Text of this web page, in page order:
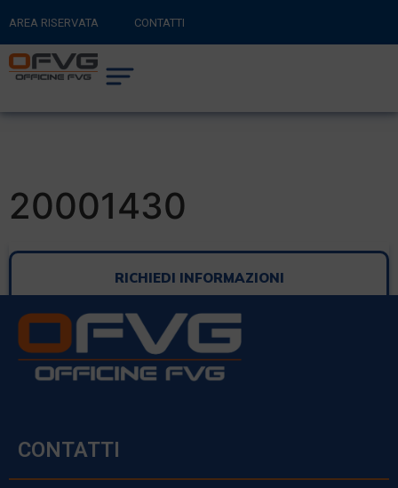
AREA RISERVATA CONTATTI
RITORNA AL SITO PRINCIPALE
CARRELLO
20001430
RICHIEDI INFORMAZIONI
CONTATTI